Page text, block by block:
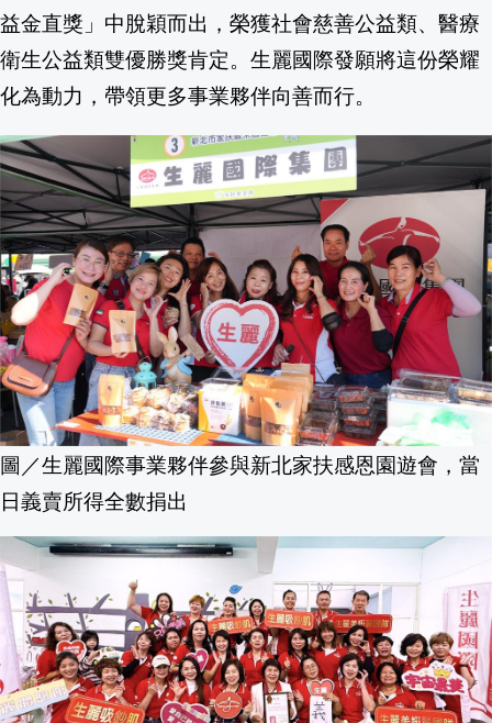
未獲國會批准！美法院下令川普白宮宴會
FIFA主席出訪哥倫比亞 避談世界盃私
遭法掠奪百年 象牙海岸神聖「會說話的
川普再出招 挑戰最高法院力保的Fed理
8/8-9 高雄大崗山蜂蜜文化節 如意公園一
跨海而來的溫暖故事！點我收看《我們
土耳其與巴基斯坦沙國簽協定 稱未違背
美參院通過挺烏制裁案 授權川普對俄能
烏克蘭無人機襲擊克里米亞公寓 俄指派
益金直獎」中脫穎而出，榮獲社會慈善公益類、醫療
衛生公益類雙優勝獎肯定。生麗國際發願將這份榮耀
化為動力，帶領更多事業夥伴向善而行。
圖／生麗國際事業夥伴參與新北家扶感恩園遊會，當
日義賣所得全數捐出